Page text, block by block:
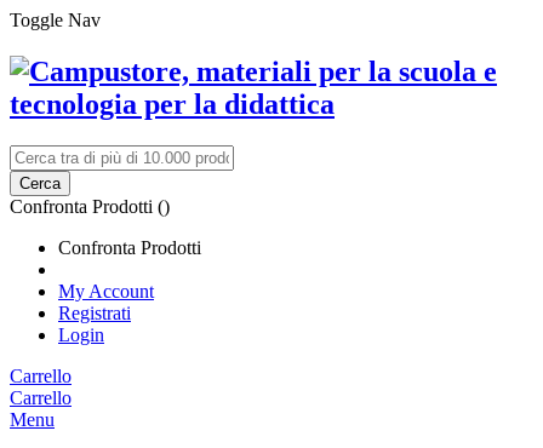
Toggle Nav
Cerca
Confronta Prodotti ()
Confronta Prodotti
My Account
Registrati
Login
Carrello
Carrello
Menu